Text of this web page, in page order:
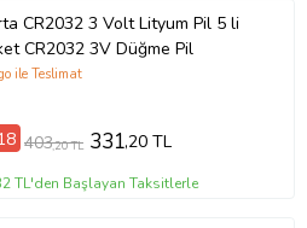
CR2032 3 Volt Lityum Pil 5 li
CR2032 3V Düğme Pil
ile Teslimat
403,20 TL 331,20 TL
TL'den Başlayan Taksitlerle